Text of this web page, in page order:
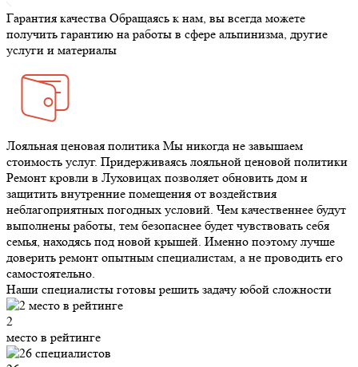
Гарантия качества Обращаясь к нам, вы всегда можете
получить гарантию на работы в сфере альпинизма, другие
услуги и материалы
Лояльная ценовая политика Мы никогда не завышаем
стоимость услуг. Придерживаясь лояльной ценовой политики
Ремонт кровли в Луховицах позволяет обновить дом и
защитить внутренние помещения от воздействия
неблагоприятных погодных условий. Чем качественнее будут
выполнены работы, тем безопаснее будет чувствовать себя
семья, находясь под новой крышей. Именно поэтому лучше
доверить ремонт опытным специалистам, а не проводить его
самостоятельно.
Наши специалисты готовы решить задачу юбой сложности
2
место в рейтинге